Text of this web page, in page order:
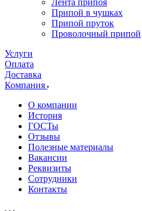
Лента припоя
Припой в чушках
Припой пруток
Проволочный припой
Услуги
Оплата
Доставка
Компания
О компании
История
ГОСТы
Отзывы
Полезные материалы
Вакансии
Реквизиты
Сотрудники
Контакты